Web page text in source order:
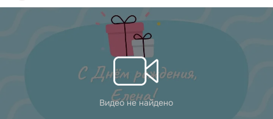
Видео не найдено